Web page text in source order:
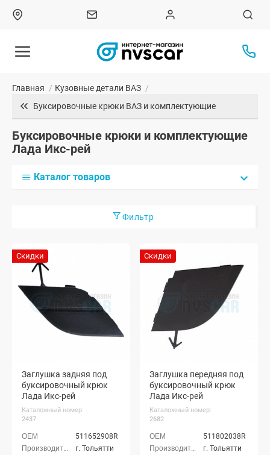
Главная / Кузовные детали ВАЗ /
Буксировочные крюки ВАЗ и комплектующие
Буксировочные крюки и комплектующие
Лада Икс-рей
Каталог товаров
Фильтр
Скидки
Заглушка задняя под
буксировочный крюк
Лада Икс-рей
Каталожный номер:
2437
511652908R
г. Тольятти
Скидки
Заглушка передняя под
буксировочный крюк
Лада Икс-рей
Каталожный номер:
2682
511802038R
г. Тольятти